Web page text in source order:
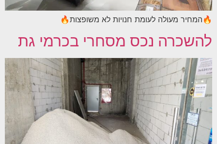
🔥המחיר מעולה לעומת חנויות לא משופצות🔥
להשכרה נכס מסחרי בכרמי גת